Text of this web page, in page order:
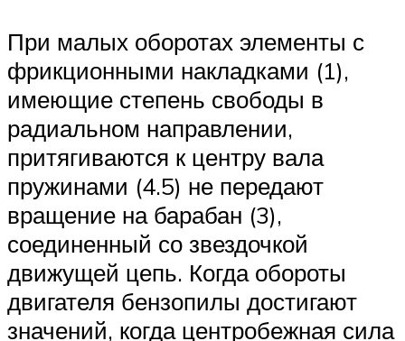
При малых оборотах элементы с
фрикционными накладками (1),
имеющие степень свободы в
радиальном направлении,
притягиваются к центру вала
пружинами (4.5) не передают
вращение на барабан (3),
соединенный со звездочкой
движущей цепь. Когда обороты
двигателя бензопилы достигают
значений, когда центробежная сила